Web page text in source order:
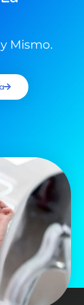
Mismo.